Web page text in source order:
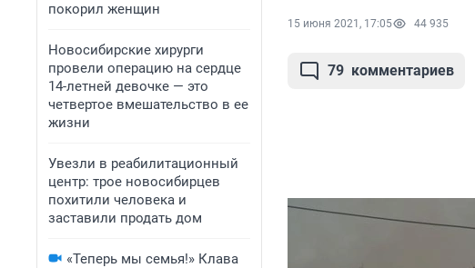
покорил женщин
Новосибирские хирурги
провели операцию на сердце
14-летней девочке — это
четвертое вмешательство в ее
жизни
Увезли в реабилитационный
центр: трое новосибирцев
похитили человека и
заставили продать дом
«Теперь мы семья!» Клава
15 июня 2021, 17:05 44 935
79 комментариев